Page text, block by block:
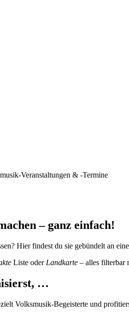
Veranstaltungen & -Termine
– ganz einfach!
Hier findest du sie gebündelt an
Liste oder Landkarte – alles filterbar
…
Volksmusik-Begeisterte und